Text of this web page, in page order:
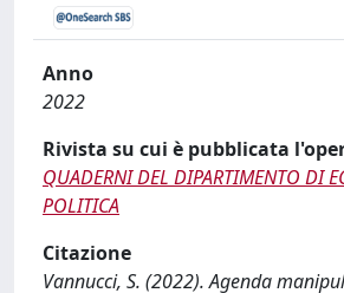
Anno
2022
Rivista su cui è pubblicata
QUADERNI DEL DIPARTIMENTO DI
POLITICA
Citazione
Vannucci, S. (2022). Agenda